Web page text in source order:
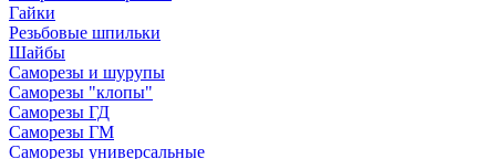
Гайки
Резьбовые шпильки
Шайбы
Саморезы и шурупы
Саморезы "клопы"
Саморезы ГД
Саморезы ГМ
Саморезы универсальные